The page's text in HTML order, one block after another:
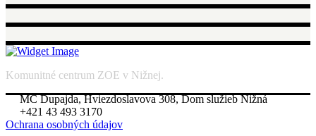
Komunitné centrum ZOE v Nižnej.
MC Dupajda, Hviezdoslavova 308, Dom služieb Nižná
+421 43 493 3170
Ochrana osobných údajov